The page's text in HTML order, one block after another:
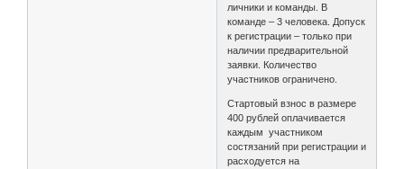
личники и команды. В
команде – 3 человека. Допуск
к регистрации – только при
наличии предварительной
заявки. Количество
участников ограничено.
Стартовый взнос в размере
400 рублей оплачивается
каждым участником
состязаний при регистрации и
расходуется на